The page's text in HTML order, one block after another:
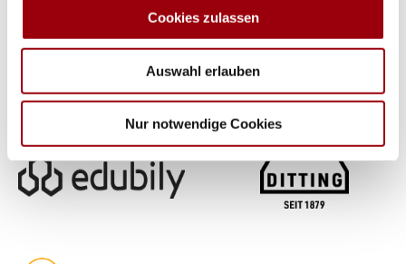
soziale Medien, Werbung und Analysen weiter. Unsere
Partner führen diese Informationen möglicherweise mit
weiteren Daten zusammen, die Sie ihnen bereitgestellt
haben oder die sie im Rahmen Ihrer Nutzung der Dienste
Cookies zulassen
Auswahl erlauben
Nur notwendige Cookies